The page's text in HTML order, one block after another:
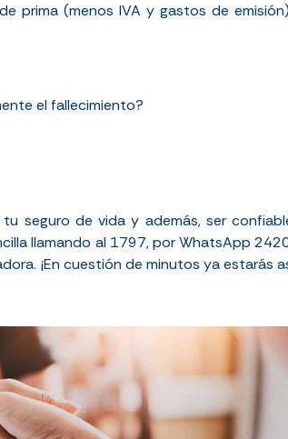
prima (menos IVA y gastos de
el fallecimiento?
seguro de vida y además, ser
llamando al 1797, por WhatsApp
¡En cuestión de minutos ya estarás